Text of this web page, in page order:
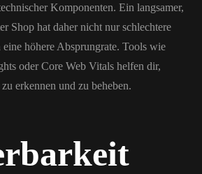
Komponenten. Ein langsamer,
Shop hat daher nicht nur schlechtere
höhere Absprungrate. Tools wie
oder Core Web Vitals helfen dir,
erkennen und zu beheben.